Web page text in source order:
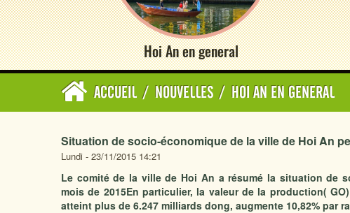
Hoi An en general
ACCUEIL / NOUVELLES / HOI AN EN GENERAL
Situation de socio-économique de la ville de Hoi An
Lundi - 23/11/2015 14:21
Le comité de la ville de Hoi An a résumé la situation de
mois de 2015En particulier, la valeur de la production(
atteint plus de 6.247 milliards dong, augmente 10,82% par